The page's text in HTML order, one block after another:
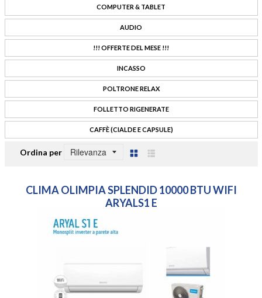
COMPUTER & TABLET
AUDIO
!!! OFFERTE DEL MESE !!!
INCASSO
POLTRONE RELAX
FOLLETTO RIGENERATE
CAFFÈ (CIALDE E CAPSULE)
Ordina per
GrigliaLista
CLIMA OLIMPIA SPLENDID 10000 BTU WIFI
ARYALS1 E